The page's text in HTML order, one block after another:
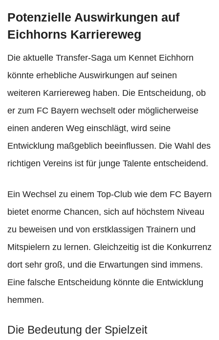
Potenzielle Auswirkungen auf
Eichhorns Karriereweg
Die aktuelle Transfer-Saga um Kennet Eichhorn
könnte erhebliche Auswirkungen auf seinen
weiteren Karriereweg haben. Die Entscheidung, ob
er zum FC Bayern wechselt oder möglicherweise
einen anderen Weg einschlägt, wird seine
Entwicklung maßgeblich beeinflussen. Die Wahl des
richtigen Vereins ist für junge Talente entscheidend.
Ein Wechsel zu einem Top-Club wie dem FC Bayern
bietet enorme Chancen, sich auf höchstem Niveau
zu beweisen und von erstklassigen Trainern und
Mitspielern zu lernen. Gleichzeitig ist die Konkurrenz
dort sehr groß, und die Erwartungen sind immens.
Eine falsche Entscheidung könnte die Entwicklung
hemmen.
Die Bedeutung der Spielzeit